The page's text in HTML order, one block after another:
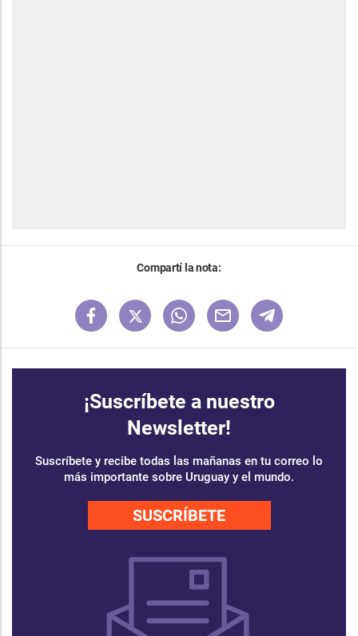
Compartí la nota:
¡Suscríbete a nuestro
Newsletter!
Suscríbete y recibe todas las mañanas en tu correo lo
más importante sobre Uruguay y el mundo.
SUSCRÍBETE